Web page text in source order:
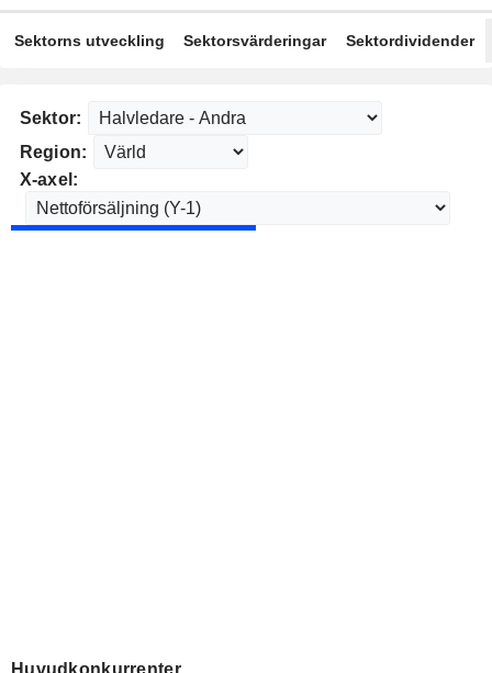
Sektorns utveckling Sektorsvärderingar Sektordividender
Sektor:
Region:
X-axel:
Huvudkonkurrenter